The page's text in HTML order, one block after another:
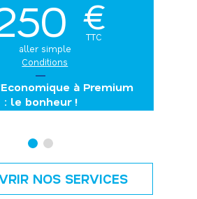
€
TTC
aller simple
Conditions
à Premium
: le bonheur !
NOS SERVICES